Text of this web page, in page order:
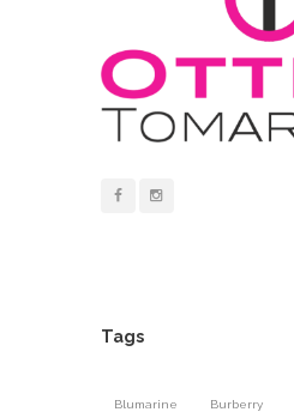
Tags
Blumarine Burberry